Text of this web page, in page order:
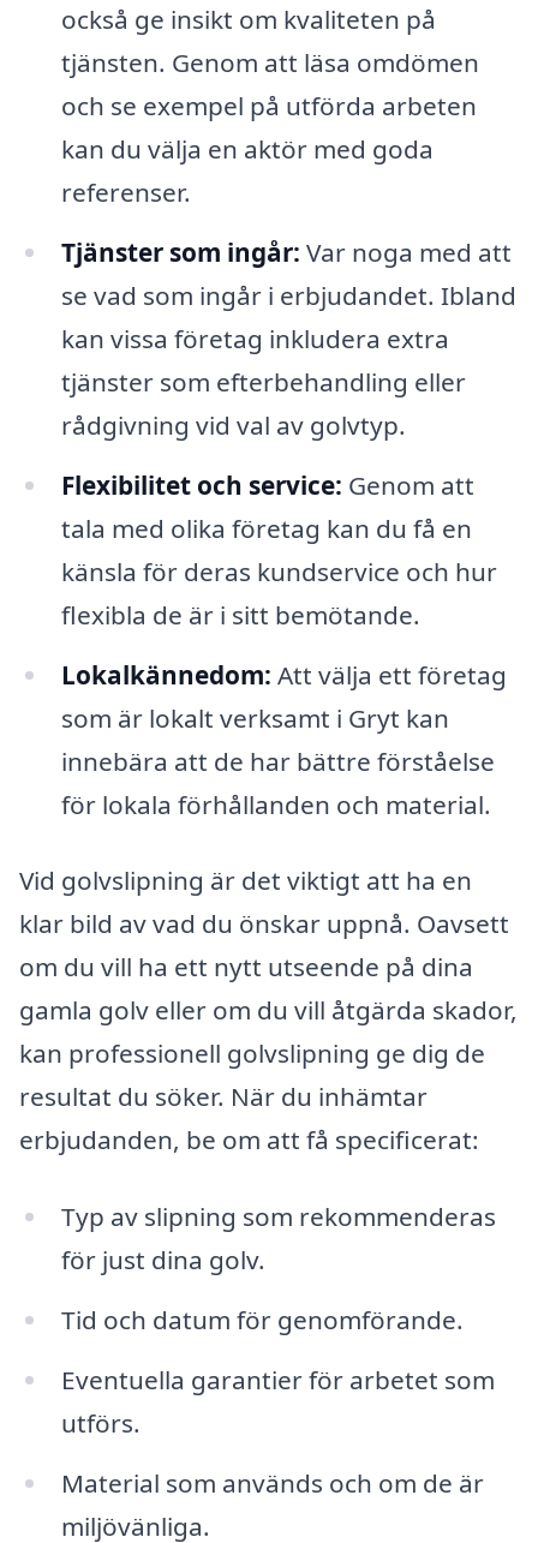
också ge insikt om kvaliteten på
tjänsten. Genom att läsa omdömen
och se exempel på utförda arbeten
kan du välja en aktör med goda
referenser.
Tjänster som ingår: Var noga med att
se vad som ingår i erbjudandet. Ibland
kan vissa företag inkludera extra
tjänster som efterbehandling eller
rådgivning vid val av golvtyp.
Flexibilitet och service: Genom att
tala med olika företag kan du få en
känsla för deras kundservice och hur
flexibla de är i sitt bemötande.
Lokalkännedom: Att välja ett företag
som är lokalt verksamt i Gryt kan
innebära att de har bättre förståelse
för lokala förhållanden och material.
Vid golvslipning är det viktigt att ha en
klar bild av vad du önskar uppnå. Oavsett
om du vill ha ett nytt utseende på dina
gamla golv eller om du vill åtgärda skador,
kan professionell golvslipning ge dig de
resultat du söker. När du inhämtar
erbjudanden, be om att få specificerat:
Typ av slipning som rekommenderas
för just dina golv.
Tid och datum för genomförande.
Eventuella garantier för arbetet som
utförs.
Material som används och om de är
miljövänliga.